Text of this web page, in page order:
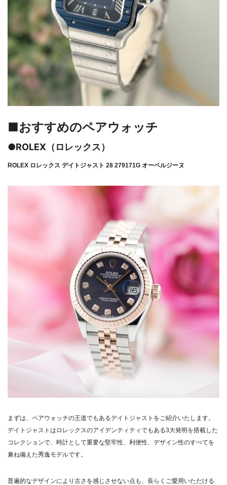
■おすすめのペアウォッチ
●ROLEX（ロレックス）
ROLEX ロレックス デイトジャスト 28 279171G オーベルジーヌ
まずは、ペアウォッチの王道でもあるデイトジャストをご紹介いたします。
デイトジャストはロレックスのアイデンティティでもある3大発明を搭載した
コレクションで、時計として重要な堅牢性、利便性、デザイン性のすべてを
兼ね備えた秀逸モデルです。
普遍的なデザインにより古さを感じさせない点も、長らくご愛用いただける